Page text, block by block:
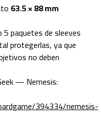
63.5 × 88 mm
paquetes de sleeves
protegerlas, ya que
no deben
— Nemesis:
394334/nemesis-